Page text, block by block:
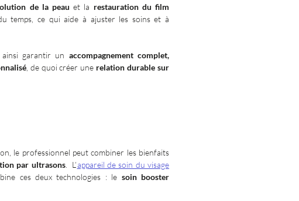
de la peau et la restauration du film
temps, ce qui aide à ajuster les soins et à
garantir un accompagnement complet,
, de quoi créer une relation durable sur
le professionnel peut combiner les bienfaits
par ultrasons. L’appareil de soin du visage
ces deux technologies : le soin booster